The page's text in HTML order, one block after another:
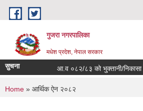
Skip to main content
गुजरा नगरपालिका
मधेश प्रदेश, नेपाल सरकार
सुचना आ.व ०८२/८३ को भु्क्तानी/निकासा
You are here
Home » आर्थिक ऐन २०८२